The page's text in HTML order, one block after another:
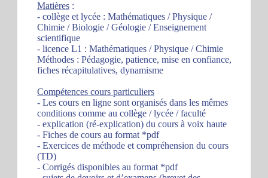
Matières :
- collège et lycée : Mathématiques / Physique /
Chimie / Biologie / Géologie / Enseignement
scientifique
- licence L1 : Mathématiques / Physique / Chimie
Méthodes : Pédagogie, patience, mise en confiance,
fiches récapitulatives, dynamisme
Compétences cours particuliers
- Les cours en ligne sont organisés dans les mêmes
conditions comme au collège / lycée / faculté
- explication (ré-explication) du cours à voix haute
- Fiches de cours au format *pdf
- Exercices de méthode et compréhension du cours
(TD)
- Corrigés disponibles au format *pdf